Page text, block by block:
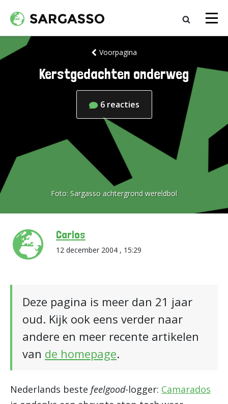
Voorpagina
Kerstgedachten onderweg
6 reacties
Foto: Sargasso achtergrond wereldbol
Carlos
12 december 2004 , 15:29
Deze pagina is meer dan 21 jaar
oud. Kijk ook eens verder naar
andere en meer recente artikelen
van de homepage.
Nederlands beste feelgood-logger: Camarados